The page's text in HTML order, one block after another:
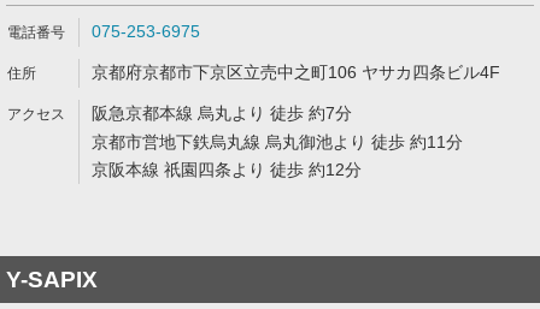
075-253-6975
京都府京都市下京区立売中之町106 ヤサカ四条ビル4F
阪急京都本線 烏丸より 徒歩 約7分
京都市営地下鉄烏丸線 烏丸御池より 徒歩 約11分
京阪本線 祇園四条より 徒歩 約12分
Y-SAPIX